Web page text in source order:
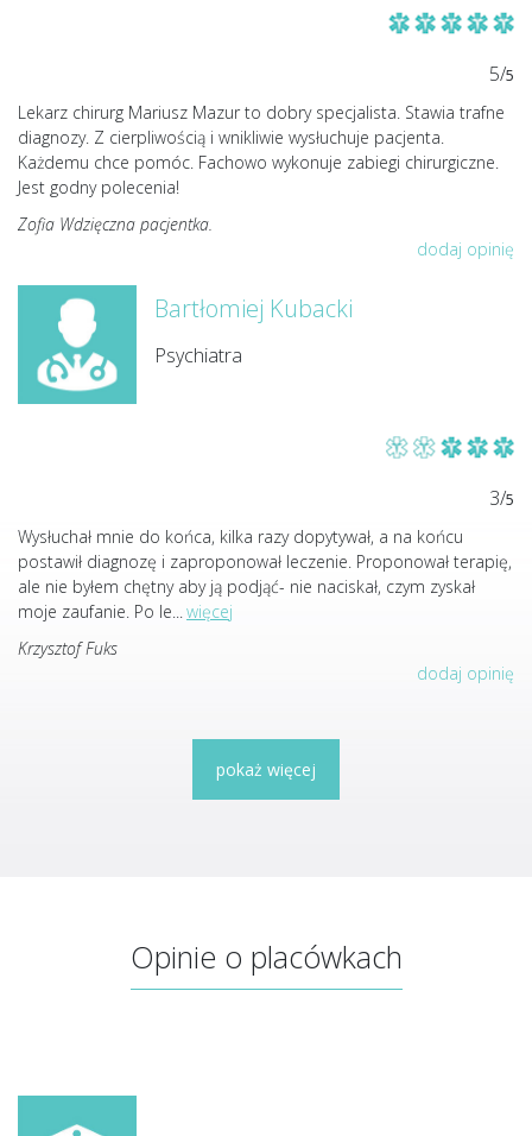
5/5
Lekarz chirurg Mariusz Mazur to dobry specjalista. Stawia trafne
diagnozy. Z cierpliwością i wnikliwie wysłuchuje pacjenta.
Każdemu chce pomóc. Fachowo wykonuje zabiegi chirurgiczne.
Jest godny polecenia!
Zofia Wdzięczna pacjentka.
dodaj opinię
Bartłomiej Kubacki
Psychiatra
3/5
Wysłuchał mnie do końca, kilka razy dopytywał, a na końcu
postawił diagnozę i zaproponował leczenie. Proponował terapię,
ale nie byłem chętny aby ją podjąć- nie naciskał, czym zyskał
moje zaufanie. Po le...więcej
Krzysztof Fuks
dodaj opinię
pokaż więcej
Opinie o placówkach